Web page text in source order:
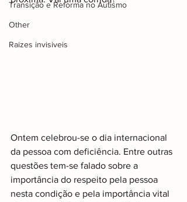
Transição e Reforma no Autismo
Other
Raizes invisiveis
Ontem celebrou-se o dia internacional
da pessoa com deficiência. Entre outras
questões tem-se falado sobre a
importância do respeito pela pessoa
nesta condição e pela importância vital